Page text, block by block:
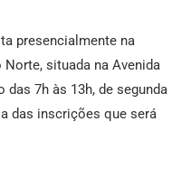
presencialmente na
situada na Avenida
das 7h às 13h, de segunda
das inscrições que será